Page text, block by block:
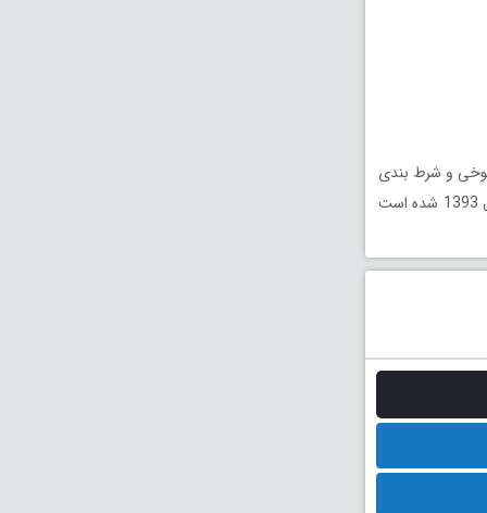
شوخی و شرط بندی
در مسیری پیچیده و دلهره آور می افتند. فیلم رخ دیوانه برنده بهترین فیلم از جشنواره فیلم فجر سال 1393 شده است